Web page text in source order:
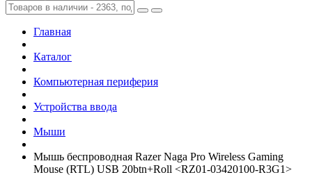
Главная
Каталог
Компьютерная периферия
Устройства ввода
Мыши
Мышь беспроводная Razer Naga Pro Wireless Gaming
Mouse (RTL) USB 20btn+­Roll <RZ01-03420100-R3G1>